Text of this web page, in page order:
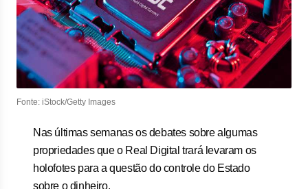
Fonte: iStock/Getty Images
Nas últimas semanas os debates sobre algumas
propriedades que o Real Digital trará levaram os
holofotes para a questão do controle do Estado
sobre o dinheiro.